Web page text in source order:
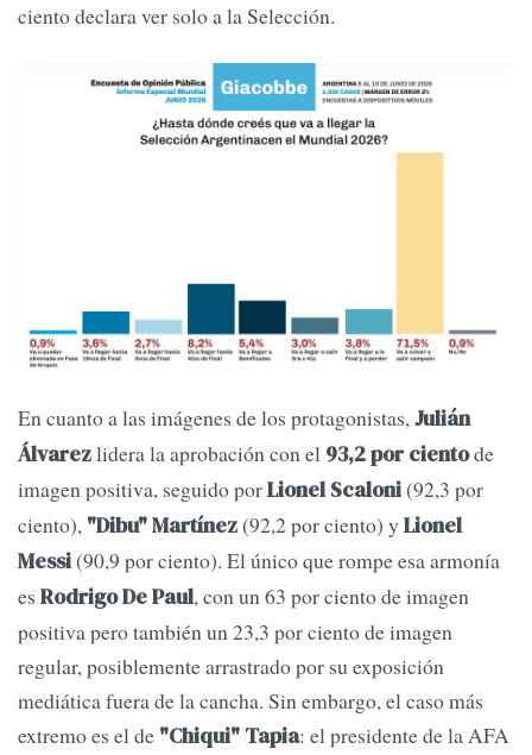
ciento declara ver solo a la Selección.
En cuanto a las imágenes de los protagonistas,Julián
Álvarezlidera la aprobación con el 93,2 por cientode
imagen positiva, seguido porLionel Scaloni(92,3 por
ciento), "Dibu" Martínez(92,2 por ciento) y Lionel
Messi(90,9 por ciento). El único que rompe esa armonía
es Rodrigo De Paul, con un 63 por ciento de imagen
positiva pero también un 23,3 por ciento de imagen
regular, posiblemente arrastrado por su exposición
mediática fuera de la cancha. Sin embargo, el caso más
extremo es el de "Chiqui" Tapia: el presidente de la AFA